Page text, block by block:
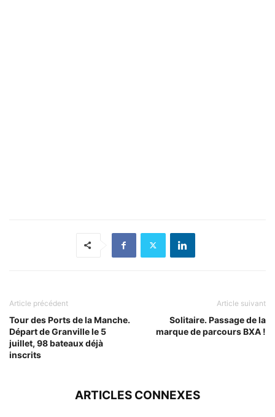
Article précédent
Tour des Ports de la Manche.
Départ de Granville le 5
juillet, 98 bateaux déjà
inscrits
Article suivant
Solitaire. Passage de la
marque de parcours BXA !
ARTICLES CONNEXES